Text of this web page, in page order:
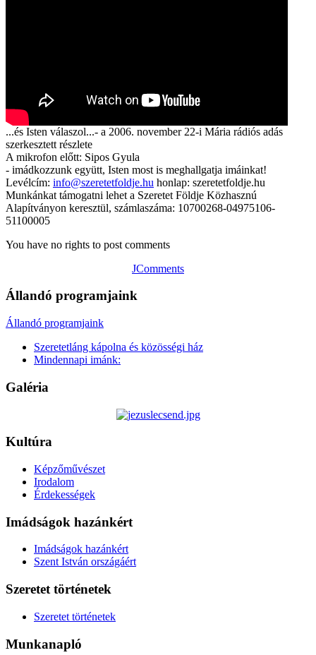
...és Isten válaszol...- a 2006. november 22-i Mária rádiós adás
szerkesztett részlete
A mikrofon előtt: Sipos Gyula
- imádkozzunk együtt, Isten most is meghallgatja imáinkat!
Levélcím: info@szeretetfoldje.hu honlap: szeretetfoldje.hu
Munkánkat támogatni lehet a Szeretet Földje Közhasznú
Alapítványon keresztül, számlaszáma: 10700268-04975106-
51100005
You have no rights to post comments
JComments
Állandó programjaink
Állandó programjaink
Szeretetláng kápolna és közösségi ház
Mindennapi imánk:
Galéria
Kultúra
Képzőművészet
Irodalom
Érdekességek
Imádságok hazánkért
Imádságok hazánkért
Szent István országáért
Szeretet történetek
Szeretet történetek
Munkanapló